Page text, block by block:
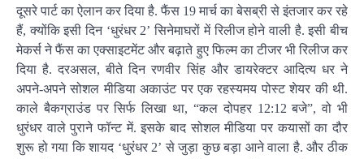
दूसरे पार्ट का ऐलान कर दिया है. फैंस 19 मार्च का बेसब्री से इंतजार कर रहे
हैं, क्योंकि इसी दिन ‘धुरंधर 2’ सिनेमाघरों में रिलीज होने वाली है. इसी बीच
मेकर्स ने फैंस का एक्साइटमेंट और बढ़ाते हुए फिल्म का टीजर भी रिलीज कर
दिया है. दरअसल, बीते दिन रणवीर सिंह और डायरेक्टर आदित्य धर ने
अपने-अपने सोशल मीडिया अकाउंट पर एक रहस्यमय पोस्ट शेयर की थी.
काले बैकग्राउंड पर सिर्फ लिखा था, “कल दोपहर 12:12 बजे”, वो भी
धुरंधर वाले पुराने फॉन्ट में. इसके बाद सोशल मीडिया पर कयासों का दौर
शुरू हो गया कि शायद ‘धुरंधर 2’ से जुड़ा कुछ बड़ा आने वाला है. और ठीक